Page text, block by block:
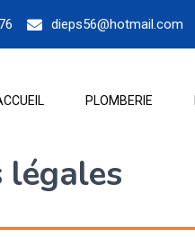
dieps56@hotmail.com
PLOMBERIE
légales